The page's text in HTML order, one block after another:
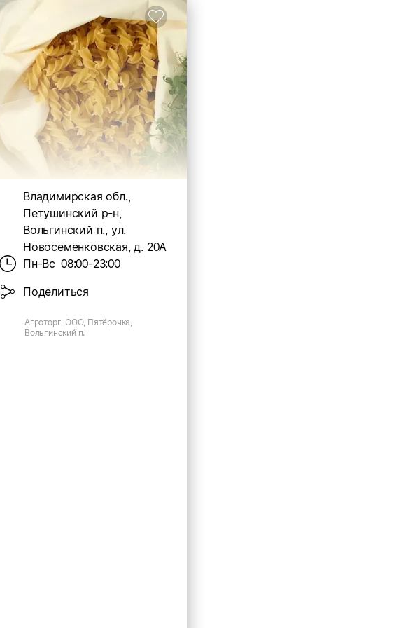
Владимирская обл.,
Петушинский р-н,
Вольгинский п., ул.
Новосеменковская, д. 20А
Пн-Вс 08:00-23:00
Поделиться
Агроторг, ООО, Пятёрочка,
Вольгинский п.